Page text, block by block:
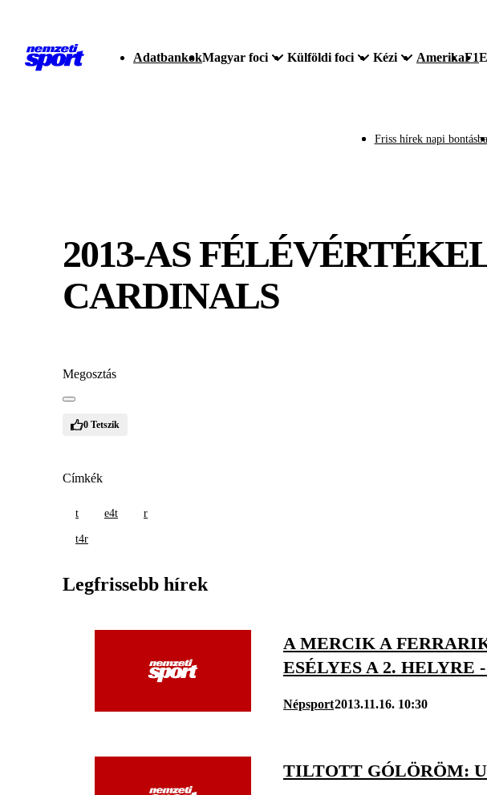
AdatbankokMagyar foci Külföldi foci Kézi AmerikaF1
Friss hírek napi
2013-AS
CARDINALS
Megosztás
0 Tetszik
Címkék
t e4t r
t4r
Legfrissebb hírek
A MERCIK A
ESÉLYES A 2. HELYRE
Népsport2013.11.16. 10:30
TILTOTT GÓLÖRÖM: